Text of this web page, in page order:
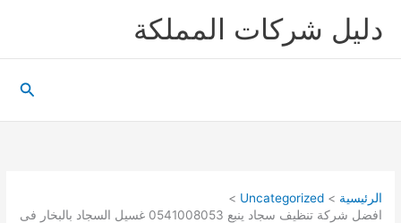
دليل شركات المملكة
الرئيسية
Uncategorized
افضل شركة تنظيف سجاد ينبع 0541008053 غسيل السجاد بالبخار فى